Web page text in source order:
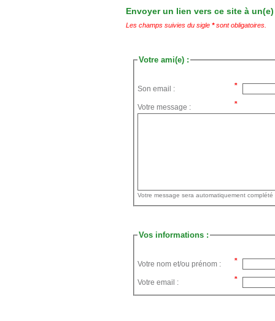
Envoyer un lien vers ce site à
Les champs suivies du sigle *sont obligatoires.
Votre ami(e) :
Son email :
Votre message :
Vos informations :
Votre nom et/ou prénom :
Votre email :